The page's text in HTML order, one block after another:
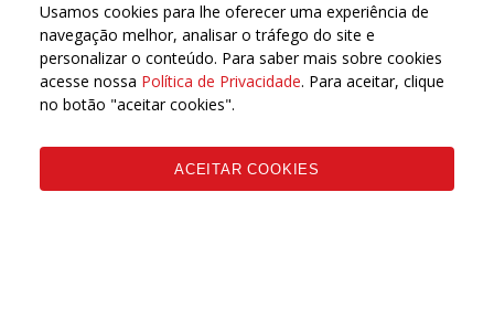
Usamos cookies para lhe oferecer uma experiência de
navegação melhor, analisar o tráfego do site e
personalizar o conteúdo. Para saber mais sobre cookies
acesse nossa Política de Privacidade. Para aceitar, clique
no botão "aceitar cookies".
ACEITAR COOKIES